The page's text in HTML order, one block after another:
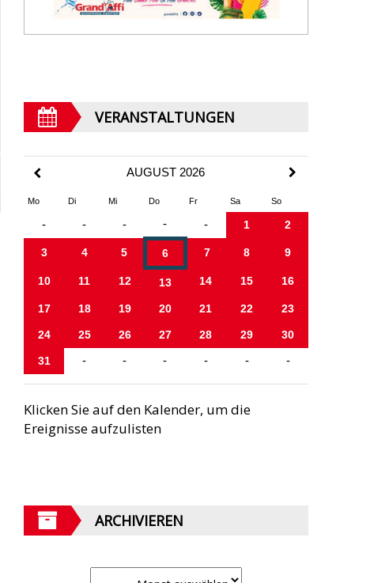
VERANSTALTUNGEN
AUGUST 2026
Mo Di Mi Do Fr Sa So
- - - - - 1 2
3 4 5 6 7 8 9
10 11 12 13 14 15 16
17 18 19 20 21 22 23
24 25 26 27 28 29 30
31 - - - - - -
Klicken Sie auf den Kalender, um die
Ereignisse aufzulisten
ARCHIVIEREN